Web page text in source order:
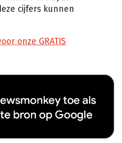
cijfers kunnen
onze GRATIS